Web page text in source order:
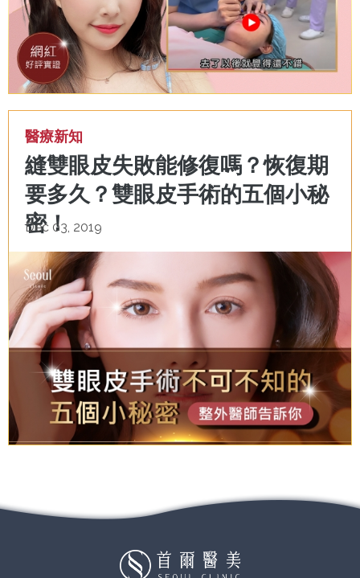
醫療新知
縫雙眼皮失敗能修復嗎？恢復期
要多久？雙眼皮手術的五個小秘
密！
Dec 03, 2019